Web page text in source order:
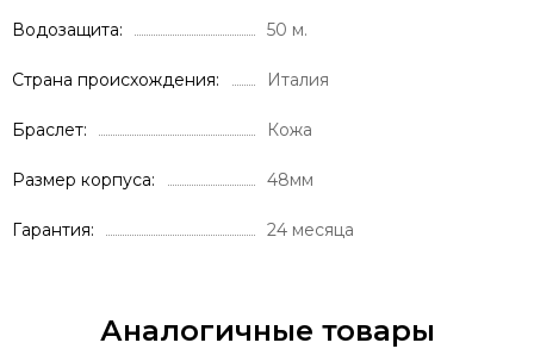
Водозащита 50 м.
Страна происхождения Италия
Браслет Кожа
Размер корпуса 48мм
Гарантия 24 месяца
Аналогичные товары